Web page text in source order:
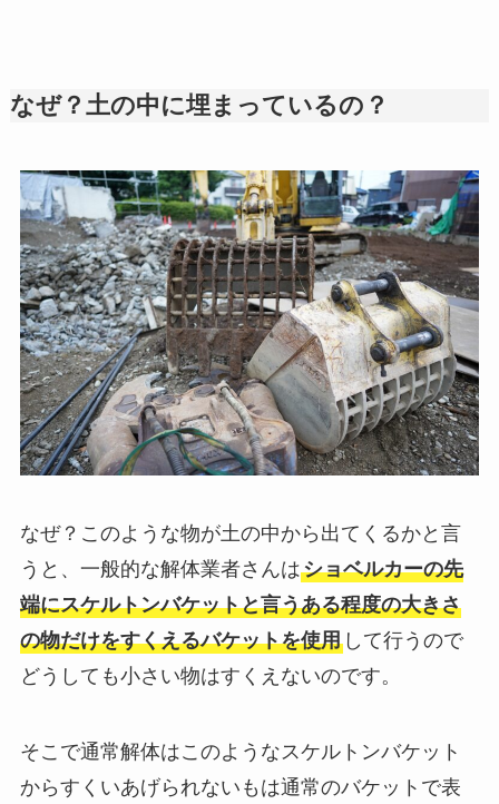
なぜ？土の中に埋まっているの？
なぜ？このような物が土の中から出てくるかと言
うと、一般的な解体業者さんはショベルカーの先
端にスケルトンバケットと言うある程度の大きさ
の物だけをすくえるバケットを使用して行うので
どうしても小さい物はすくえないのです。
そこで通常解体はこのようなスケルトンバケット
からすくいあげられないもは通常のバケットで表